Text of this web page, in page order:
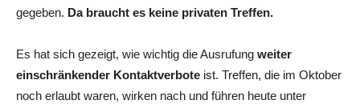
gegeben. Da braucht es keine privaten Treffen.
Es hat sich gezeigt, wie wichtig die Ausrufung weiter
einschränkender Kontaktverbote ist. Treffen, die im Oktober
noch erlaubt waren, wirken nach und führen heute unter